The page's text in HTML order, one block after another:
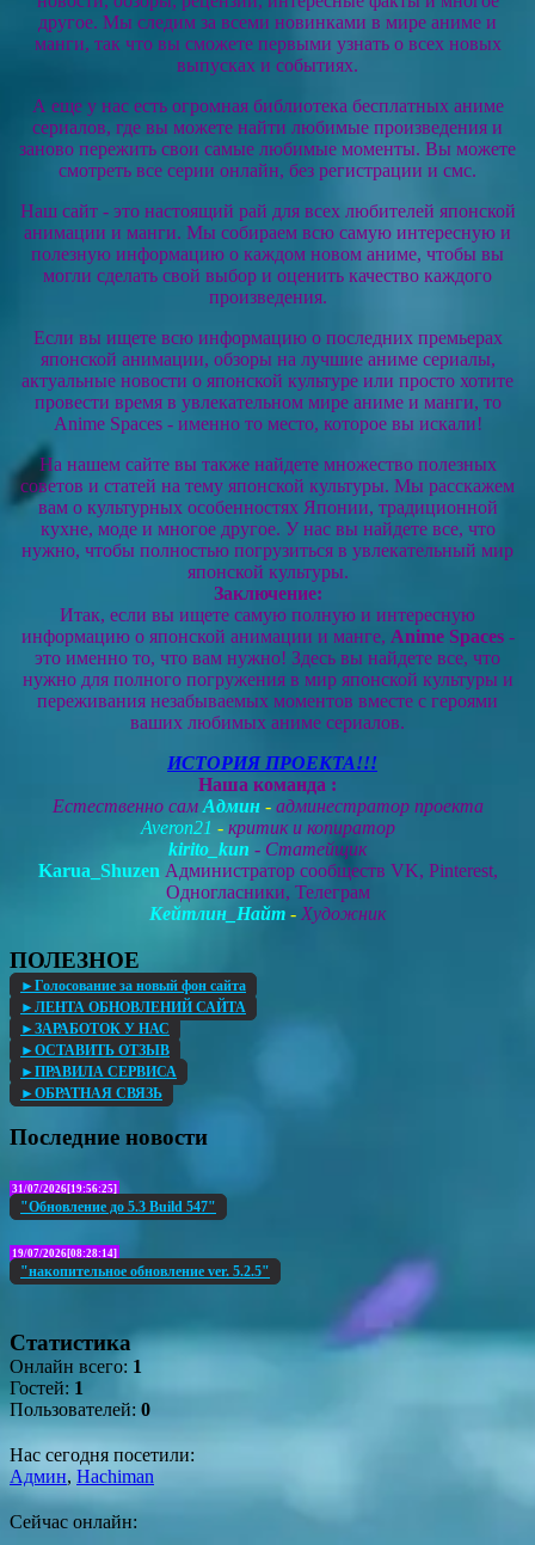
другое. Мы следим за всеми новинками в мире аниме и
манги, так что вы сможете первыми узнать о всех новых
выпусках и событиях.
А еще у нас есть огромная библиотека бесплатных аниме
сериалов, где вы можете найти любимые произведения и
заново пережить свои самые любимые моменты. Вы можете
смотреть все серии онлайн, без регистрации и смс.
Наш сайт - это настоящий рай для всех любителей японской
анимации и манги. Мы собираем всю самую интересную и
полезную информацию о каждом новом аниме, чтобы вы
могли сделать свой выбор и оценить качество каждого
произведения.
Если вы ищете всю информацию о последних премьерах
японской анимации, обзоры на лучшие аниме сериалы,
актуальные новости о японской культуре или просто хотите
провести время в увлекательном мире аниме и манги, то
Anime Spaces - именно то место, которое вы искали!
На нашем сайте вы также найдете множество полезных
советов и статей на тему японской культуры. Мы расскажем
вам о культурных особенностях Японии, традиционной
кухне, моде и многое другое. У нас вы найдете все, что
нужно, чтобы полностью погрузиться в увлекательный мир
японской культуры.
Заключение:
Итак, если вы ищете самую полную и интересную
информацию о японской анимации и манге, Anime Spaces-
это именно то, что вам нужно! Здесь вы найдете все, что
нужно для полного погружения в мир японской культуры и
переживания незабываемых моментов вместе с героями
ваших любимых аниме сериалов.
ИСТОРИЯ ПРОЕКТА!!!
Наша команда :
Естественно сам Админ-админестратор проекта
Averon21 - критик и копиратор
kirito_kun - Статейщик
Karua_Shuzen Администратор сообществ VK, Pinterest,
Одногласники, Телеграм
Кейтлин_Найт - Художник
ПОЛЕЗНОЕ
►Голосование за новый фон сайта
►ЛЕНТА ОБНОВЛЕНИЙ САЙТА
►ЗАРАБОТОК У НАС
►ОСТАВИТЬ ОТЗЫВ
►ПРАВИЛА СЕРВИСА
►ОБРАТНАЯ СВЯЗЬ
Последние новости
31/07/2026[19:56:25]
"Обновление до 5.3 Build 547"
19/07/2026[08:28:14]
"накопительное обновление ver. 5.2.5"
Статистика
Онлайн всего: 1
Гостей: 1
Пользователей: 0
Нас сегодня посетили:
Админ, Hachiman
Сейчас онлайн: